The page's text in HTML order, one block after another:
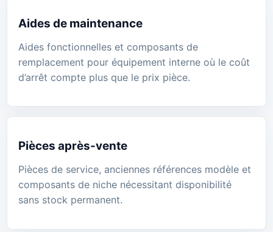
Aides de maintenance
Aides fonctionnelles et composants de
remplacement pour équipement interne où le coût
d’arrêt compte plus que le prix pièce.
Pièces après-vente
Pièces de service, anciennes références modèle et
composants de niche nécessitant disponibilité
sans stock permanent.